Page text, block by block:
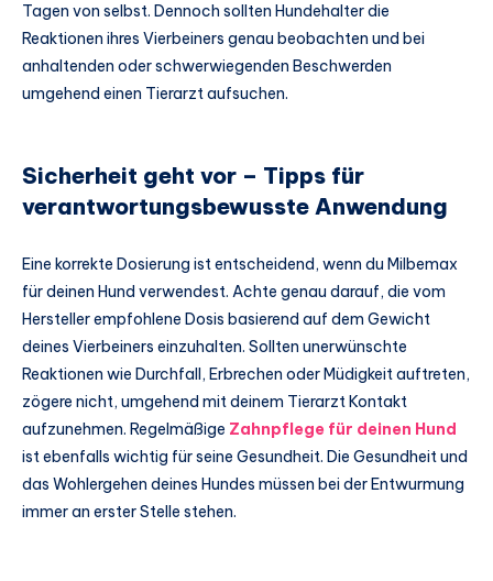
Tagen von selbst. Dennoch sollten Hundehalter die
Reaktionen ihres Vierbeiners genau beobachten und bei
anhaltenden oder schwerwiegenden Beschwerden
umgehend einen Tierarzt aufsuchen.
Sicherheit geht vor – Tipps für
verantwortungsbewusste Anwendung
Eine korrekte Dosierung ist entscheidend, wenn du Milbemax
für deinen Hund verwendest. Achte genau darauf, die vom
Hersteller empfohlene Dosis basierend auf dem Gewicht
deines Vierbeiners einzuhalten. Sollten unerwünschte
Reaktionen wie Durchfall, Erbrechen oder Müdigkeit auftreten,
zögere nicht, umgehend mit deinem Tierarzt Kontakt
aufzunehmen. Regelmäßige Zahnpflege für deinen Hund
ist ebenfalls wichtig für seine Gesundheit. Die Gesundheit und
das Wohlergehen deines Hundes müssen bei der Entwurmung
immer an erster Stelle stehen.